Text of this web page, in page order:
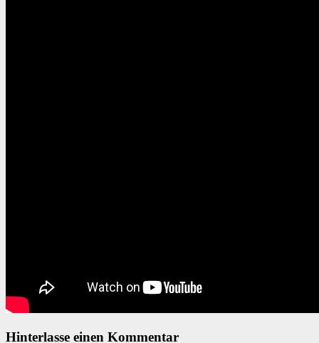
Hinterlasse einen Kommentar